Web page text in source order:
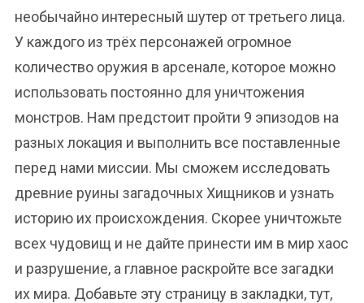
необычайно интересный шутер от третьего лица.
У каждого из трёх персонажей огромное
количество оружия в арсенале, которое можно
использовать постоянно для уничтожения
монстров. Нам предстоит пройти 9 эпизодов на
разных локация и выполнить все поставленные
перед нами миссии. Мы сможем исследовать
древние руины загадочных Хищников и узнать
историю их происхождения. Скорее уничтожьте
всех чудовищ и не дайте принести им в мир хаос
и разрушение, а главное раскройте все загадки
их мира. Добавьте эту страницу в закладки, тут,